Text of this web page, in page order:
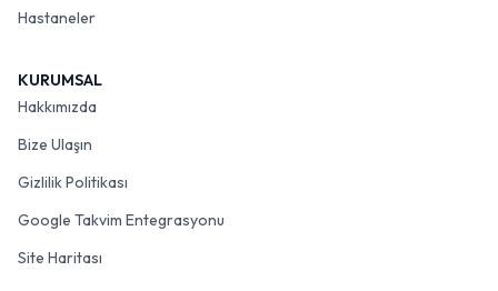
Hastaneler
KURUMSAL
Hakkımızda
Bize Ulaşın
Gizlilik Politikası
Google Takvim Entegrasyonu
Site Haritası